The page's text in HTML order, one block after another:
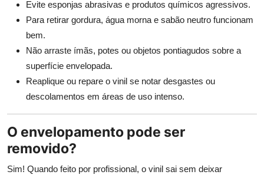
Evite esponjas abrasivas e produtos químicos agressivos.
Para retirar gordura, água morna e sabão neutro funcionam
bem.
Não arraste ímãs, potes ou objetos pontiagudos sobre a
superfície envelopada.
Reaplique ou repare o vinil se notar desgastes ou
descolamentos em áreas de uso intenso.
O envelopamento pode ser
removido?
Sim! Quando feito por profissional, o vinil sai sem deixar